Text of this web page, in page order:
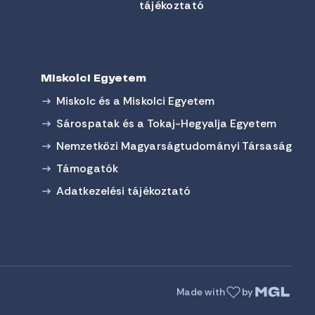
tájékoztató
Miskolci Egyetem
Miskolc és a Miskolci Egyetem
Sárospatak és a Tokaj-Hegyalja Egyetem
Nemzetközi Magyarságtudományi Társaság
Támogatók
Adatkezelési tájékoztató
Made with by